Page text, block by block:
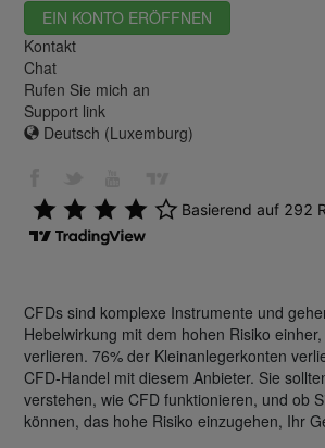
EIN KONTO ERÖFFNEN
Kontakt
Chat
Rufen Sie mich an
Support link
Deutsch (Luxemburg)
CFDs sind komplexe Instrumente und
Hebelwirkung mit dem hohen Risiko
verlieren. 76% der Kleinanlegerkonten
CFD-Handel mit diesem Anbieter. Sie
verstehen, wie CFD funktionieren, und ob
können, das hohe Risiko einzugehen, Ihr